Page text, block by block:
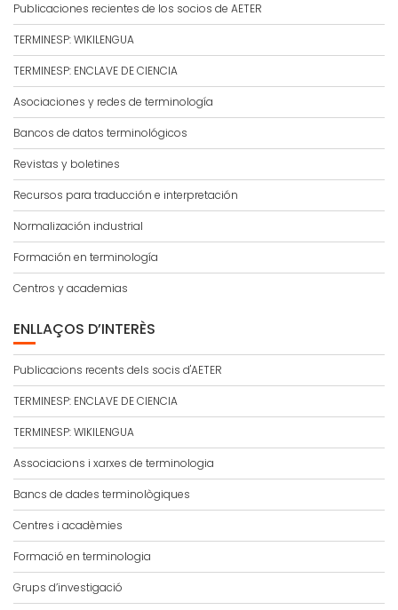
Publicaciones recientes de los socios de AETER
TERMINESP: WIKILENGUA
TERMINESP: ENCLAVE DE CIENCIA
Asociaciones y redes de terminología
Bancos de datos terminológicos
Revistas y boletines
Recursos para traducción e interpretación
Normalización industrial
Formación en terminología
Centros y academias
ENLLAÇOS D’INTERÈS
Publicacions recents dels socis d'AETER
TERMINESP: ENCLAVE DE CIENCIA
TERMINESP: WIKILENGUA
Associacions i xarxes de terminologia
Bancs de dades terminològiques
Centres i acadèmies
Formació en terminologia
Grups d’investigació